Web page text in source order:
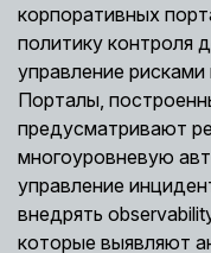
корпоративных
политику контроля
управление
Порталы,
предусматривают
многоуровневую
управление
внедрять
которые выявляют